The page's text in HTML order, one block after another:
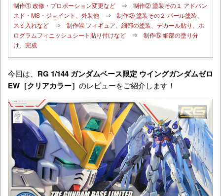
制作① 改修・プロポーション変更など ⇒ 制作② 塗装その１ アドバン
スド・MS・ジョイント、外装他 ⇒ 制作③ 塗装その２ パール塗装、
スミ入れなど ⇒ 制作④ フィギュア、細部の塗装、デカール貼り、ホ
ログラムフィニッシュシート貼り付けなど ⇒ 制作⑤ 細部の塗り分
け、完成
今回は、 RG 1/144 ガンダムベース限定 ウイングガンダムゼロ
EW［クリアカラー］ のレビューをご紹介します！